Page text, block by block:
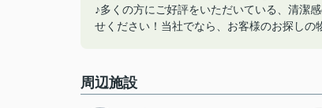
♪多くの方にご好評をいただいている、清潔
せください！当社でなら、お客様のお探し
周辺施設